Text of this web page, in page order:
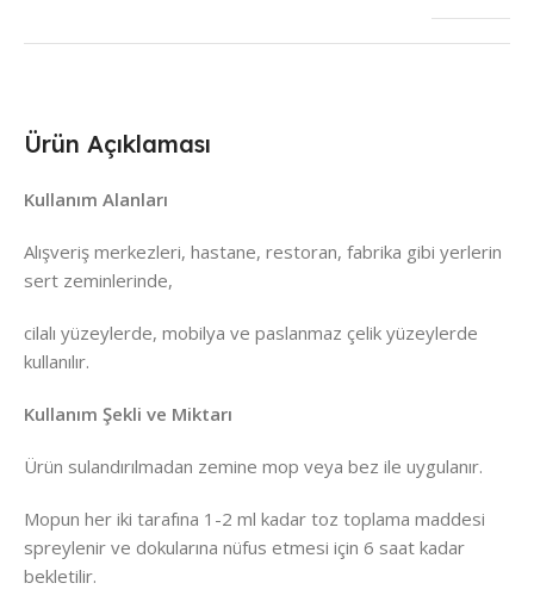
Ürün Açıklaması
Kullanım Alanları
Alışveriş merkezleri, hastane, restoran, fabrika gibi yerlerin
sert zeminlerinde,
cilalı yüzeylerde, mobilya ve paslanmaz çelik yüzeylerde
kullanılır.
Kullanım Şekli ve Miktarı
Ürün sulandırılmadan zemine mop veya bez ile uygulanır.
Mopun her iki tarafına 1-2 ml kadar toz toplama maddesi
spreylenir ve dokularına nüfus etmesi için 6 saat kadar
bekletilir.